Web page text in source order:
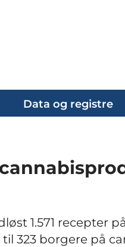
Data og registre
1.571 recepter
til 323 borgere på